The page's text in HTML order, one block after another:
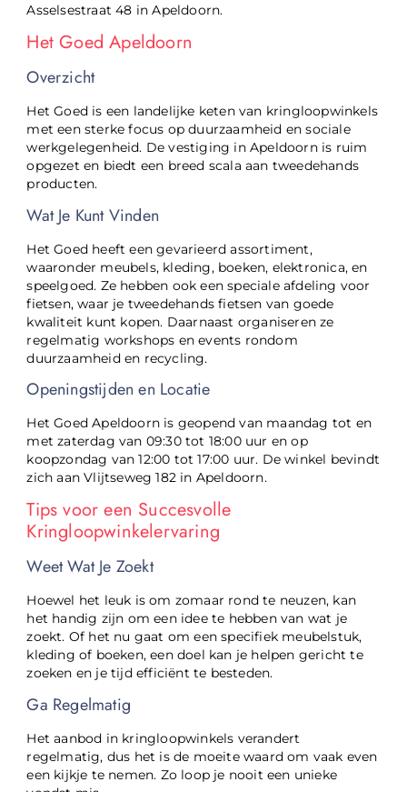
Asselsestraat 48 in Apeldoorn.
Het Goed Apeldoorn
Overzicht
Het Goed is een landelijke keten van kringloopwinkels
met een sterke focus op duurzaamheid en sociale
werkgelegenheid. De vestiging in Apeldoorn is ruim
opgezet en biedt een breed scala aan tweedehands
producten.
Wat Je Kunt Vinden
Het Goed heeft een gevarieerd assortiment,
waaronder meubels, kleding, boeken, elektronica, en
speelgoed. Ze hebben ook een speciale afdeling voor
fietsen, waar je tweedehands fietsen van goede
kwaliteit kunt kopen. Daarnaast organiseren ze
regelmatig workshops en events rondom
duurzaamheid en recycling.
Openingstijden en Locatie
Het Goed Apeldoorn is geopend van maandag tot en
met zaterdag van 09:30 tot 18:00 uur en op
koopzondag van 12:00 tot 17:00 uur. De winkel bevindt
zich aan Vlijtseweg 182 in Apeldoorn.
Tips voor een Succesvolle
Kringloopwinkelervaring
Weet Wat Je Zoekt
Hoewel het leuk is om zomaar rond te neuzen, kan
het handig zijn om een idee te hebben van wat je
zoekt. Of het nu gaat om een specifiek meubelstuk,
kleding of boeken, een doel kan je helpen gericht te
zoeken en je tijd efficiënt te besteden.
Ga Regelmatig
Het aanbod in kringloopwinkels verandert
regelmatig, dus het is de moeite waard om vaak even
een kijkje te nemen. Zo loop je nooit een unieke